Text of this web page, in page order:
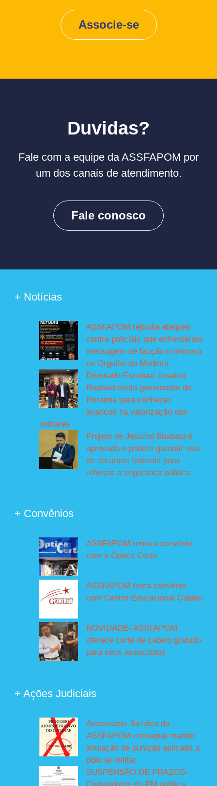
Associe-se
Duvidas?
Fale com a equipe da ASSFAPOM por
um dos canais de atendimento.
Fale conosco
+ Notícias
ASSFAPOM repudia ataques
contra policiais que enfrentaram
mensagem de facção criminosa
no Orgulho do Madeira
Deputado Estadual Jesuíno
Boabaid visita governador de
Roraima para conhecer
avanços na valorização dos
militares
Projeto de Jesuíno Boabaid é
aprovado e poderá garantir uso
de recursos federais para
reforçar a segurança pública
+ Convênios
ASSFAPOM renova convênio
com a Óptica Certa
ASSFAPOM firma convênio
com Centro Educacional Galileu
NOVIDADE- ASSFAPOM
oferece corte de cabelo gratuito
para seus associados
+ Ações Judiciais
Assessoria Jurídica da
ASSFAPOM consegue manter
anulação de punição aplicada a
policial militar
SUSPENSÃO DE PRAZOS-
Comandante da PM publica